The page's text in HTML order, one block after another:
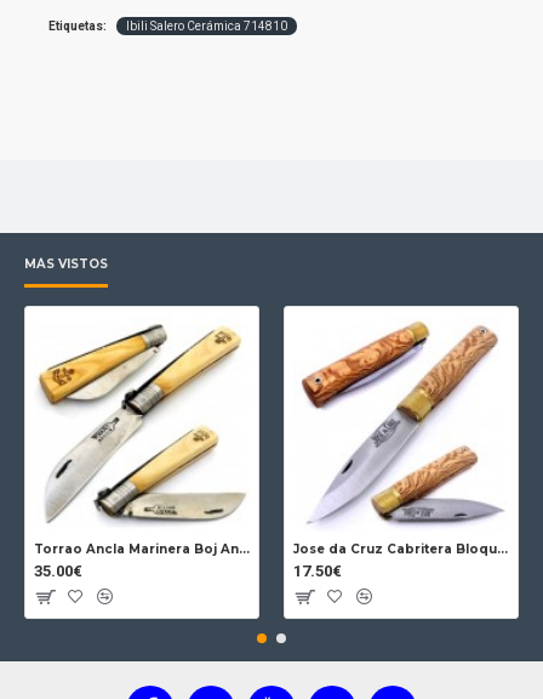
Etiquetas: Ibili Salero Cerámica 714810
MÁS VISTOS
Torrao Ancla Marinera Boj Ancla Bloqueo
35.00€
Jose da Cruz Cabritera Bloqueo Encina Carbono
17.50€